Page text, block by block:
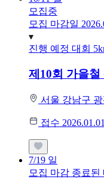
모집중
모집 마감일
진행 예정 대회
제10회 가을철
서울 강남구 광
접수
7/19 일
모집 마감 종료된